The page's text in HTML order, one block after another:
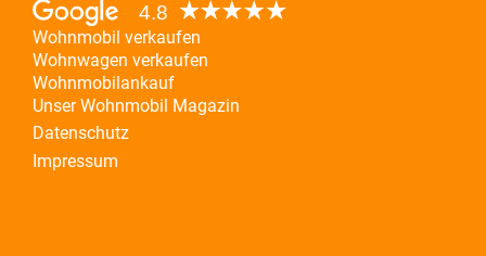
Wohnmobil verkaufen
Wohnwagen verkaufen
Wohnmobilankauf
Unser Wohnmobil Magazin
Datenschutz
Impressum